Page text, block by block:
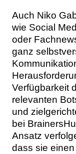
Auch Niko
wie Social
oder
ganz
Verfügbarkeit
relevanten
und
bei
Ansatz
dass sie